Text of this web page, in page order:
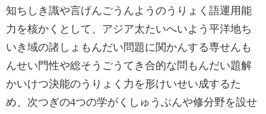
知ちしき識や言げんごうんようのうりょく語運用能
力を核かくとして、アジア太たいへいよう平洋地ち
いき域の諸しょもんだい問題に関かんする専せんも
んせい門性や総そうごうてき合的な問もんだい題解
かいけつ決能のうりょく力を形けいせい成するた
め、次つぎの4つの学がくしゅうぶんや修分野を設せ